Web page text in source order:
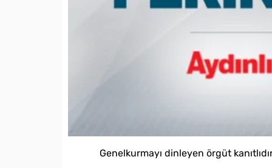
Genelkurmayı dinleyen örgüt